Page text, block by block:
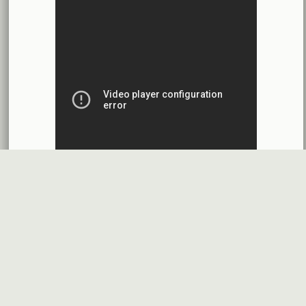
البيانات المالية النهائية عن العام 2025